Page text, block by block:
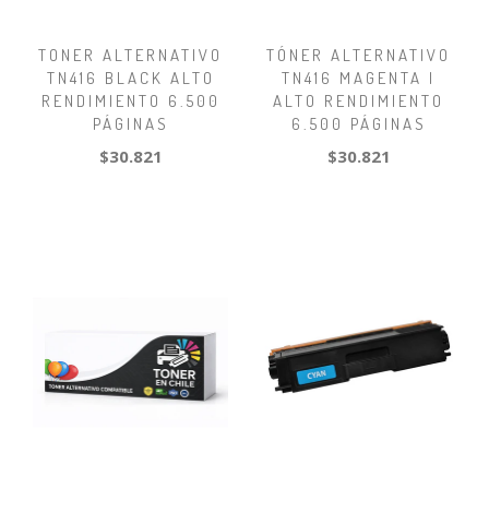
TONER ALTERNATIVO
TN416 BLACK ALTO
RENDIMIENTO 6.500
PÁGINAS
$30.821
TÓNER ALTERNATIVO
TN416 MAGENTA |
ALTO RENDIMIENTO
6.500 PÁGINAS
$30.821